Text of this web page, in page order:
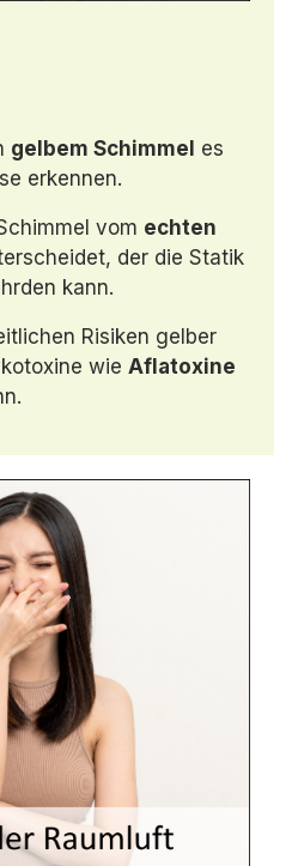
gelbem Schimmel es
erkennen.
vom echten
der die Statik
kann.
Risiken gelber
wie Aflatoxine